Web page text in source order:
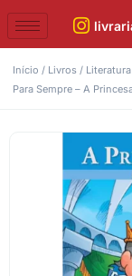
Início / Livros / Literatura
Para Sempre – A